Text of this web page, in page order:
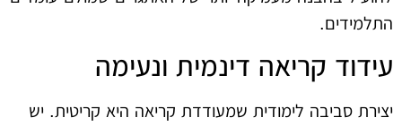
התלמידים.
עידוד קריאה דינמית ונעימה
יצירת סביבה לימודית שמעודדת קריאה היא קריטית. יש